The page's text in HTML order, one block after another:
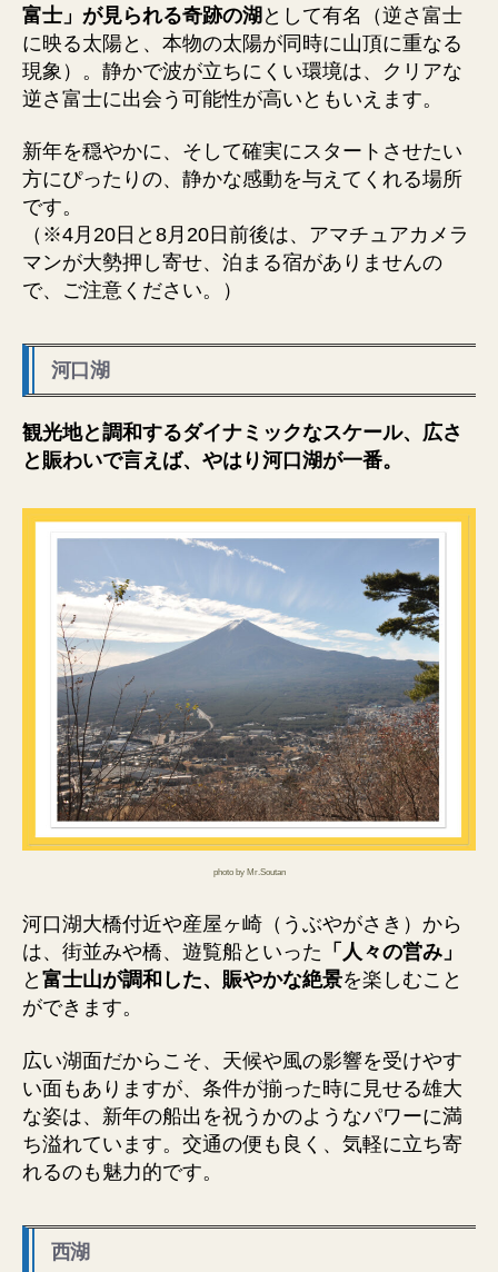
富士」が見られる奇跡の湖 として有名（逆さ富士
に映る太陽と、本物の太陽が同時に山頂に重なる
現象）。静かで波が立ちにくい環境は、クリアな
逆さ富士に出会う可能性が高いともいえます。
新年を穏やかに、そして確実にスタートさせたい
方にぴったりの、静かな感動を与えてくれる場所
です。
（※4月20日と8月20日前後は、アマチュアカメラ
マンが大勢押し寄せ、泊まる宿がありませんの
で、ご注意ください。）
河口湖
観光地と調和するダイナミックなスケール、広さ
と賑わいで言えば、やはり河口湖が一番。
photo by Mr.Soutan
河口湖大橋付近や産屋ヶ崎（うぶやがさき）から
は、街並みや橋、遊覧船といった 「人々の営み」
と 富士山が調和した、賑やかな絶景を楽しむこと
ができます。
広い湖面だからこそ、天候や風の影響を受けやす
い面もありますが、条件が揃った時に見せる雄大
な姿は、新年の船出を祝うかのようなパワーに満
ち溢れています。交通の便も良く、気軽に立ち寄
れるのも魅力的です。
西湖